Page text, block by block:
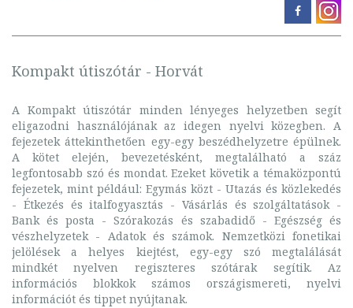
Kompakt útiszótár - Horvát
A Kompakt útiszótár minden lényeges helyzetben segít
eligazodni használójának az idegen nyelvi közegben. A
fejezetek áttekinthetően egy-egy beszédhelyzetre épülnek.
A kötet elején, bevezetésként, megtalálható a száz
legfontosabb szó és mondat. Ezeket követik a témaközpontú
fejezetek, mint például: Egymás közt - Utazás és közlekedés
- Étkezés és italfogyasztás - Vásárlás és szolgáltatások -
Bank és posta - Szórakozás és szabadidő - Egészség és
vészhelyzetek - Adatok és számok. Nemzetközi fonetikai
jelölések a helyes kiejtést, egy-egy szó megtalálását
mindkét nyelven regiszteres szótárak segítik. Az
információs blokkok számos országismereti, nyelvi
információt és tippet nyújtanak.